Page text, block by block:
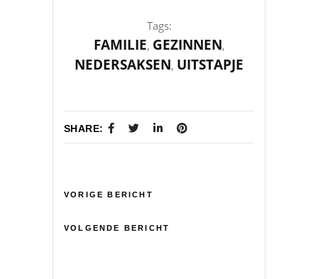
Tags:
FAMILIE, GEZINNEN,
NEDERSAKSEN, UITSTAPJE
SHARE:
VORIGE BERICHT
VOLGENDE BERICHT